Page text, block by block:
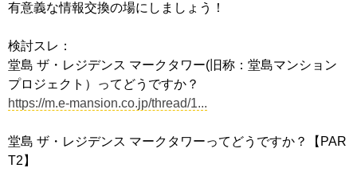
有意義な情報交換の場にしましょう！
検討スレ：
堂島 ザ・レジデンス マークタワー(旧称：堂島マンション
プロジェクト）ってどうですか？
https://m.e-mansion.co.jp/thread/1...
堂島 ザ・レジデンス マークタワーってどうですか？【PAR
T2】